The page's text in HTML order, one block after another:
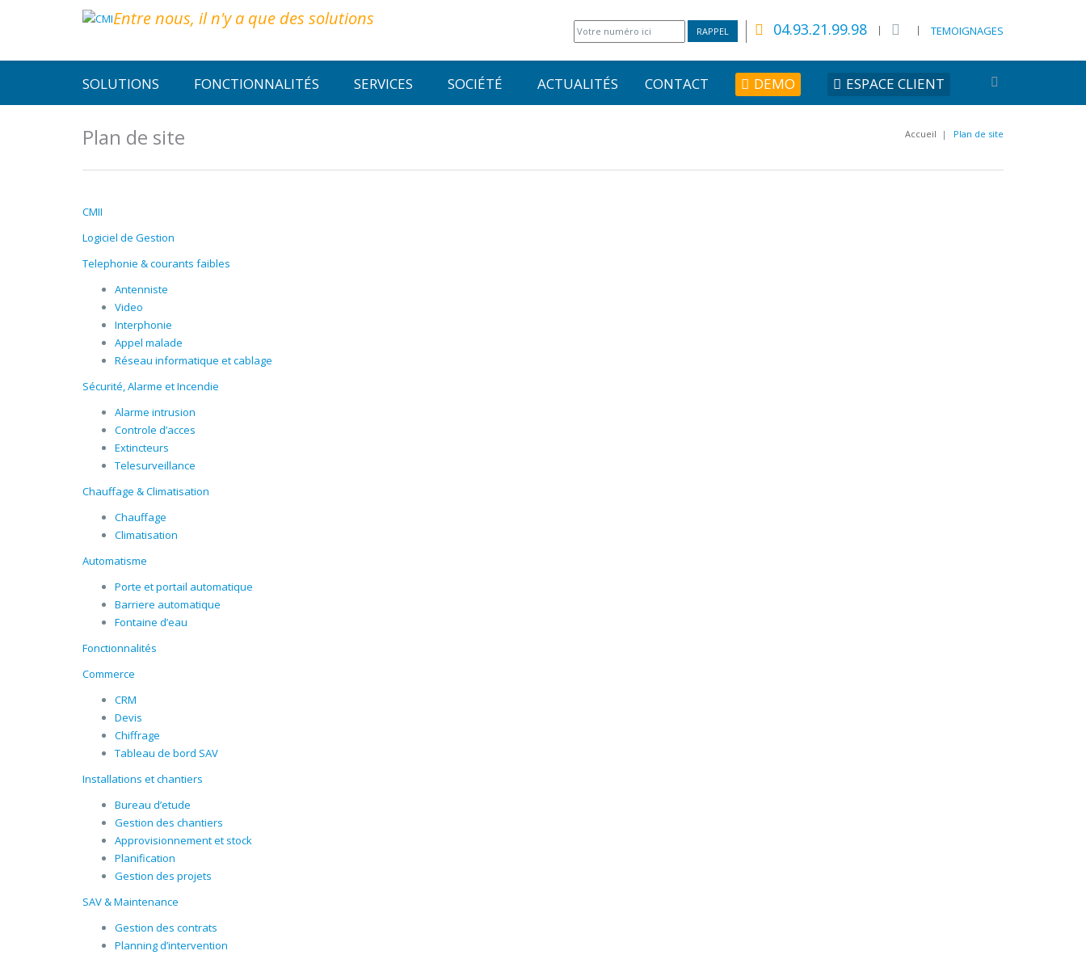
Entre nous, il n'y a que des solutions
RAPPEL 04.93.21.99.98 TEMOIGNAGES
SOLUTIONS FONCTIONNALITÉS SERVICES SOCIÉTÉ ACTUALITÉS CONTACT DEMO ESPACE CLIENT
Plan de site Accueil | Plan de site
CMII
Logiciel de Gestion
Telephonie & courants faibles
Antenniste
Video
Interphonie
Appel malade
Réseau informatique et cablage
Sécurité, Alarme et Incendie
Alarme intrusion
Controle d’acces
Extincteurs
Telesurveillance
Chauffage & Climatisation
Chauffage
Climatisation
Automatisme
Porte et portail automatique
Barriere automatique
Fontaine d’eau
Fonctionnalités
Commerce
CRM
Devis
Chiffrage
Tableau de bord SAV
Installations et chantiers
Bureau d’etude
Gestion des chantiers
Approvisionnement et stock
Planification
Gestion des projets
SAV & Maintenance
Gestion des contrats
Planning d’intervention